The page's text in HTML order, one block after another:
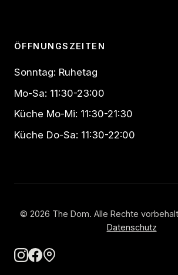
ÖFFNUNGSZEITEN
Sonntag: Ruhetag
Mo-Sa: 11:30-23:00
Küche Mo-Mi: 11:30-21:30
Küche Do-Sa: 11:30-22:00
© 2026 The Dom. Alle Rechte
Datenschutz